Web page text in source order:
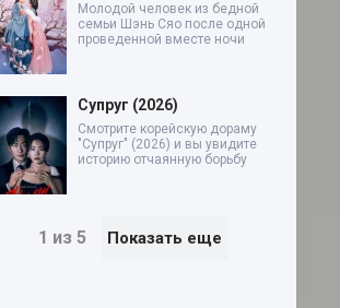
Молодой человек из бедной
семьи Шэнь Сяо после одной
проведенной вместе ночи
Супруг (2026)
Смотрите корейскую дораму
"Супруг" (2026) и вы увидите
историю отчаянную борьбу
1 из 5 Показать еще